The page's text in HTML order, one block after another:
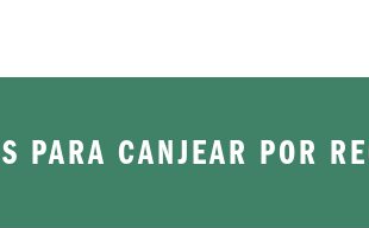
PARA CANJEAR POR